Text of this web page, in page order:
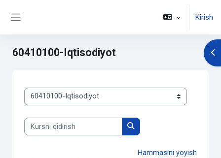
Kirish
60410100-Iqtisodiyot
Kurs kategoriyalari
Kursni qidirish
Kursni qidirish
Hammasini yoyish